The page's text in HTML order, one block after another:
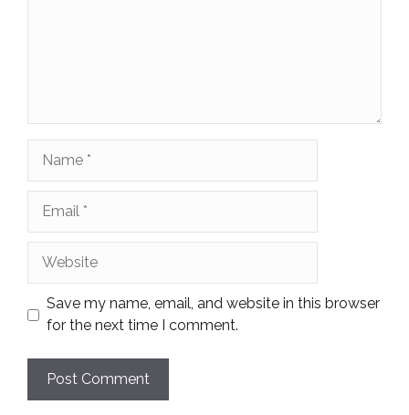
Save my name, email, and website in this browser
for the next time I comment.